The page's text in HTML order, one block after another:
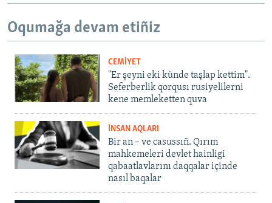
Oqumağa devam etiñiz
CEMİYET
"Er şeyni eki künde taşlap kettim".
Seferberlik qorqusı rusiyelilerni
kene memleketten quva
İNSAN AQLARI
Bir an – ve casussıñ. Qırım
mahkemeleri devlet hainligi
qabaatlavlarını daqqalar içinde
nasıl baqalar